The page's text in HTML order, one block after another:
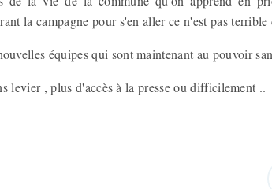
la campagne pour s'en aller ce n'est pas
équipes qui sont maintenant au pouvoir
levier , plus d'accès à la presse ou difficilement